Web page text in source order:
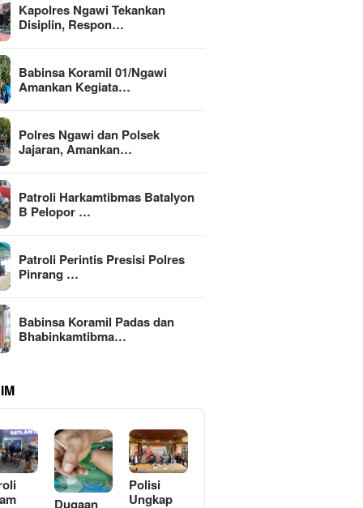
Kapolres Ngawi Tekankan
Disiplin, Respon…
Babinsa Koramil 01/Ngawi
Amankan Kegiata…
Polres Ngawi dan Polsek
Jajaran, Amankan…
Patroli Harkamtibmas Batalyon
B Pelopor …
Patroli Perintis Presisi Polres
Pinrang …
Babinsa Koramil Padas dan
Bhabinkamtibma…
Dugaan
Polisi
Ungkap